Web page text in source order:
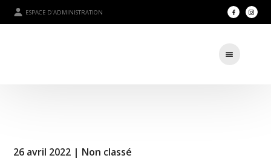
ESPACE D'ADMINISTRATION
26 avril 2022 | Non classé